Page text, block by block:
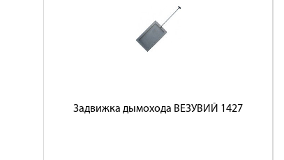
Задвижка дымохода ВЕЗУВИЙ 1427